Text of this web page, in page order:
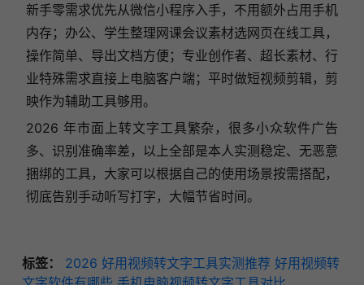
新手零需求优先从微信小程序入手，不用额外占用手机
内存；办公、学生整理网课会议素材选网页在线工具，
操作简单、导出文档方便；专业创作者、超长素材、行
业特殊需求直接上电脑客户端；平时做短视频剪辑，剪
映作为辅助工具够用。
2026 年市面上转文字工具繁杂，很多小众软件广告
多、识别准确率差，以上全部是本人实测稳定、无恶意
捆绑的工具，大家可以根据自己的使用场景按需搭配，
彻底告别手动听写打字，大幅节省时间。
标签： 2026 好用视频转文字工具实测推荐 好用视频转